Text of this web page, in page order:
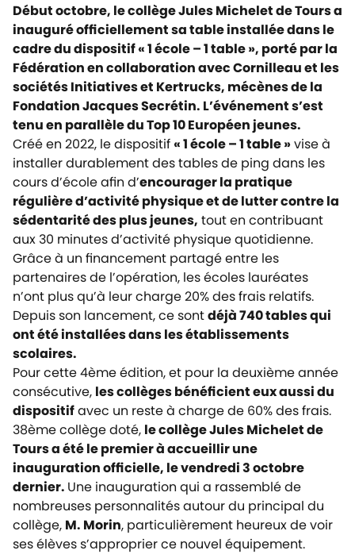
Début octobre, le collège Jules Michelet de Tours a
inauguré officiellement sa table installée dans le
cadre du dispositif « 1 école – 1 table », porté par la
Fédération en collaboration avec Cornilleau et les
sociétés Initiatives et Kertrucks, mécènes de la
Fondation Jacques Secrétin. L’événement s’est
tenu en parallèle du Top 10 Européen jeunes.
Créé en 2022, le dispositif« 1 école – 1 table »vise à
installer durablement des tables de ping dans les
cours d’école afin d’encourager la pratique
régulière d’activité physique et de lutter contre la
sédentarité des plus jeunes, tout en contribuant
aux 30 minutes d’activité physique quotidienne.
Grâce à un financement partagé entre les
partenaires de l’opération, les écoles lauréates
n’ont plus qu’à leur charge 20% des frais relatifs.
Depuis son lancement, ce sontdéjà 740 tables qui
ont été installées dans les établissements
scolaires.
Pour cette 4ème édition, et pour la deuxième année
consécutive, les collèges bénéficient eux aussi du
dispositifavec un reste à charge de 60% des frais.
38ème collège doté, le collège Jules Michelet de
Tours a été le premier à accueillir une
inauguration officielle, le vendredi 3 octobre
dernier. Une inauguration qui a rassemblé de
nombreuses personnalités autour du principal du
collège, M. Morin, particulièrement heureux de voir
ses élèves s’approprier ce nouvel équipement.